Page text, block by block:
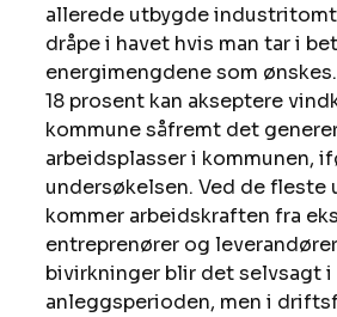
allerede utbygde
dråpe i havet hvis man tar i
energimengdene som ønskes.
18 prosent kan akseptere
kommune såfremt det
arbeidsplasser i kommunen,
undersøkelsen. Ved de fleste
kommer arbeidskraften fra
entreprenører og
bivirkninger blir det selvsagt i
anleggsperioden, men i